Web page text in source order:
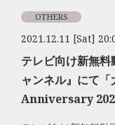
2021.12.11 [Sat]
OTHERS
テレビ向け新無
ャンネル』にて
Anniversary